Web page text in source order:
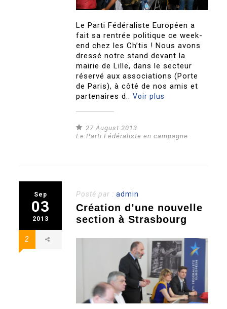
Le Parti Fédéraliste Européen a
fait sa rentrée politique ce week-
end chez les Ch’tis ! Nous avons
dressé notre stand devant la
mairie de Lille, dans le secteur
réservé aux associations (Porte
de Paris), à côté de nos amis et
partenaires d..Voir plus
27 August 2013
Le Parti Fédéraliste en campagne
Sep
03
2013
2
Posté par :admin
Création d’une nouvelle
section à Strasbourg